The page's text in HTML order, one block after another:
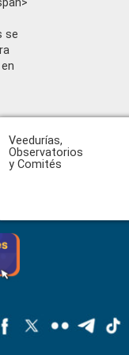
se
Veedurías,
Observatorios
y Comités